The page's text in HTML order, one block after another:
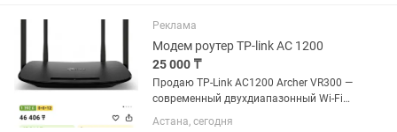
Реклама
Модем роутер TP-link AC 1200
25 000 ₸
Продаю TP-Link AC1200 Archer VR300 —
современный двухдиапазонный Wi-Fi
роутер, обеспечивающий стабильное и
Астана, сегодня